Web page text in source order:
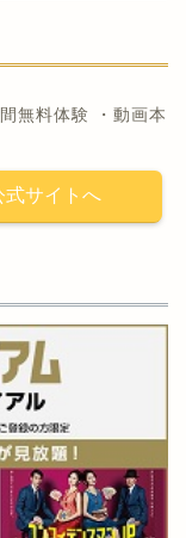
無料体験 ・動画本
式サイトへ